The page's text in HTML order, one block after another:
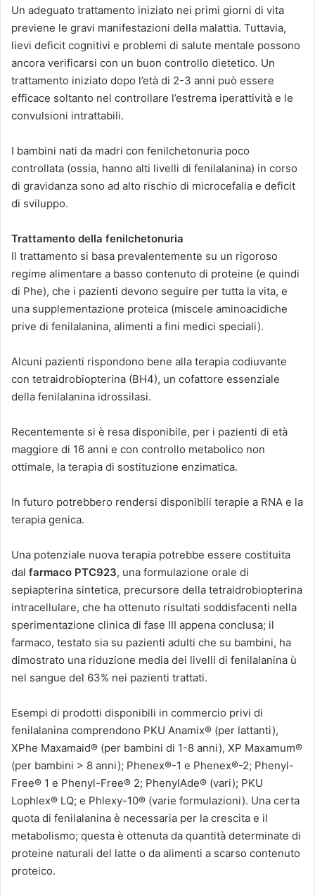
Un adeguato trattamento iniziato nei primi giorni di vita
previene le gravi manifestazioni della malattia. Tuttavia,
lievi deficit cognitivi e problemi di salute mentale possono
ancora verificarsi con un buon controllo dietetico. Un
trattamento iniziato dopo l’età di 2-3 anni può essere
efficace soltanto nel controllare l’estrema iperattività e le
convulsioni intrattabili.
I bambini nati da madri con fenilchetonuria poco
controllata (ossia, hanno alti livelli di fenilalanina) in corso
di gravidanza sono ad alto rischio di microcefalia e deficit
di sviluppo.
Trattamento della fenilchetonuria
Il trattamento si basa prevalentemente su un rigoroso
regime alimentare a basso contenuto di proteine (e quindi
di Phe), che i pazienti devono seguire per tutta la vita, e
una supplementazione proteica (miscele aminoacidiche
prive di fenilalanina, alimenti a fini medici speciali).
Alcuni pazienti rispondono bene alla terapia codiuvante
con tetraidrobiopterina (BH4), un cofattore essenziale
della fenilalanina idrossilasi.
Recentemente si è resa disponibile, per i pazienti di età
maggiore di 16 anni e con controllo metabolico non
ottimale, la terapia di sostituzione enzimatica.
In futuro potrebbero rendersi disponibili terapie a RNA e la
terapia genica.
Una potenziale nuova terapia potrebbe essere costituita
dal farmaco PTC923, una formulazione orale di
sepiapterina sintetica, precursore della tetraidrobiopterina
intracellulare, che ha ottenuto risultati soddisfacenti nella
sperimentazione clinica di fase III appena conclusa; il
farmaco, testato sia su pazienti adulti che su bambini, ha
dimostrato una riduzione media dei livelli di fenilalanina ù
nel sangue del 63% nei pazienti trattati.
Esempi di prodotti disponibili in commercio privi di
fenilalanina comprendono PKU Anamix® (per lattanti),
XPhe Maxamaid® (per bambini di 1-8 anni), XP Maxamum®
(per bambini > 8 anni); Phenex®-1 e Phenex®-2; Phenyl-
Free® 1 e Phenyl-Free® 2; PhenylAde® (vari); PKU
Lophlex® LQ; e Phlexy-10® (varie formulazioni). Una certa
quota di fenilalanina è necessaria per la crescita e il
metabolismo; questa è ottenuta da quantità determinate di
proteine naturali del latte o da alimenti a scarso contenuto
proteico.